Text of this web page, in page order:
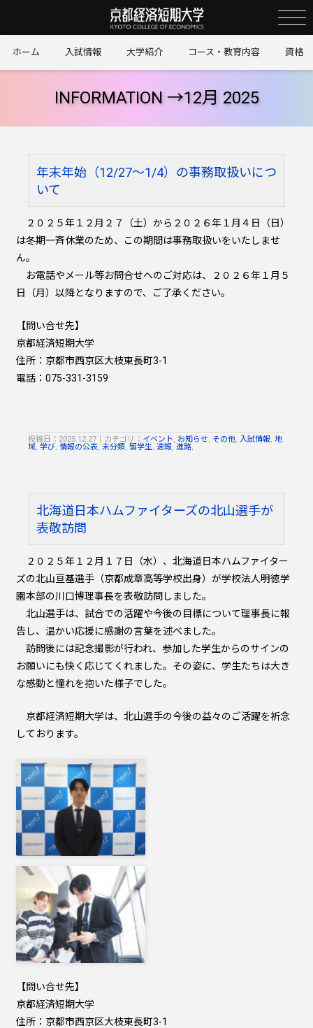
京
ホーム 入試情報 大学紹介 コース・教育内容 資格
INFORMATION →12月 2025
年末年始（12/27～1/4）の事務取扱いにつ
いて
２０２５年１２月２７（土）から２０２６年１月４日（日）
は冬期一斉休業のため、この期間は事務取扱いをいたしませ
ん。
お電話やメール等お問合せへのご対応は、２０２６年１月５
日（月）以降となりますので、ご了承ください。
【問い合せ先】
京都経済短期大学
住所：京都市西京区大枝東長町3-1
電話：075-331-3159
投稿日：2025.12.27 カテゴリ： イベント, お知らせ, その他, 入試情報, 地
域, 学び, 情報の公表, 未分類, 留学生, 速報, 進路,
北海道日本ハムファイターズの北山選手が
表敬訪問
２０２５年１２月１７日（水）、北海道日本ハムファイター
ズの北山亘基選手（京都成章高等学校出身）が学校法人明徳学
園本部の川口博理事長を表敬訪問しました。
北山選手は、試合での活躍や今後の目標について理事長に報
告し、温かい応援に感謝の言葉を述べました。
訪問後には記念撮影が行われ、参加した学生からのサインの
お願いにも快く応じてくれました。その姿に、学生たちは大き
な感動と憧れを抱いた様子でした。
京都経済短期大学は、北山選手の今後の益々のご活躍を祈念
しております。
【問い合せ先】
京都経済短期大学
住所：京都市西京区大枝東長町3-1